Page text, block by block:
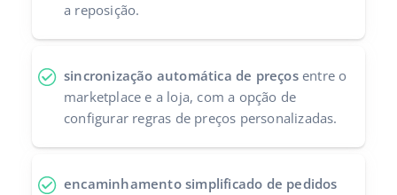
a reposição.
sincronização automática de preçosentre o
marketplace e a loja, com a opção de
configurar regras de preços personalizadas.
encaminhamento simplificado de pedidos